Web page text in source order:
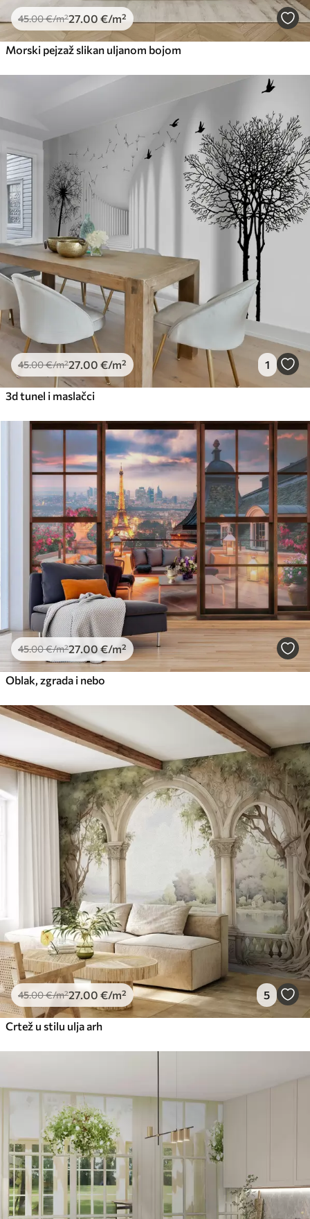
45.00€/m²27.00 €/m²
Morski pejzaž slikan uljanom bojom
45.00€/m²27.00 €/m² 1
3d tunel i maslačci
45.00€/m²27 .00 €/m²
Oblak, zgrada i nebo
45.00€/m²27.00 €/m² 5
Crtež u stilu ulja arh